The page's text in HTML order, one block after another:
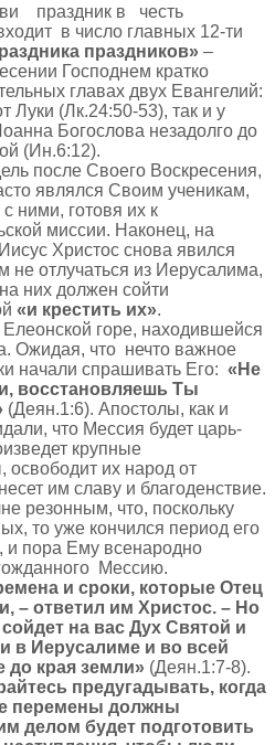
праздник в честь
в число главных 12-ти
праздников» –
Господнем кратко
главах двух Евангелий:
Луки (Лк.24:50-53), так и у
Богослова незадолго до
(Ин.6:12).
после Своего Воскресения,
являлся Своим ученикам,
ними, готовя их к
миссии. Наконец, на
Христос снова явился
не отлучаться из Иерусалима,
них должен сойти
«и крестить их».
горе, находившейся
Ожидая, что нечто важное
начали спрашивать Его: «Не
восстановляешь Ты
(Деян.1:6). Апостолы, как и
что Мессия будет царь-
крупные
их народ от
им славу и благоденствие.
резонным, что, поскольку
то уже кончился период его
и пора Ему всенародно
Мессию.
и сроки, которые Отец
– ответил им Христос. – Но
на вас Дух Святой и
в Иерусалиме и во всей
до края земли» (Деян.1:7-8).
предугадывать, когда
перемены должны
делом будет подготовить